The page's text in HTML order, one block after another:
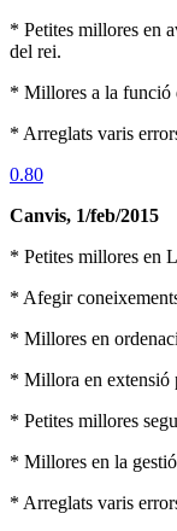
* Petites millores en
del rei.
* Millores a la funció
* Arreglats varis
0.80
Canvis, 1/feb/2015
* Petites millores en
* Afegir
* Millores en
* Millora en extensió
* Petites millores
* Millores en la
* Arreglats varis